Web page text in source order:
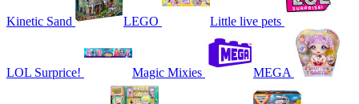
Kinetic Sand LEGO Little live pets
LOL Surprice! Magic Mixies MEGA